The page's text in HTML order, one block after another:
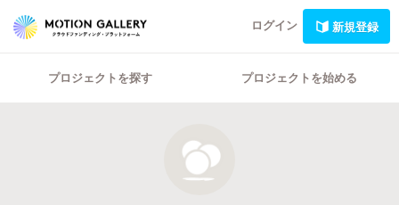
ログイン 新規登録
プロジェクトを探す プロジェクトを始める